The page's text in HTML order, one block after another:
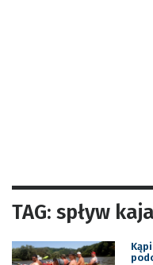
TAG: spływ